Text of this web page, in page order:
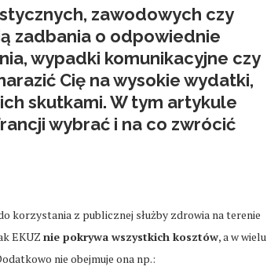
zawodowych czy
zadbania o odpowiednie
wypadki komunikacyjne czy
Cię na wysokie wydatki,
skutkami. W tym artykule
wybrać i na co zwrócić
korzystania z publicznej służby zdrowia na terenie
EKUZ nie pokrywa wszystkich kosztów, a w wielu
nie obejmuje ona np.: